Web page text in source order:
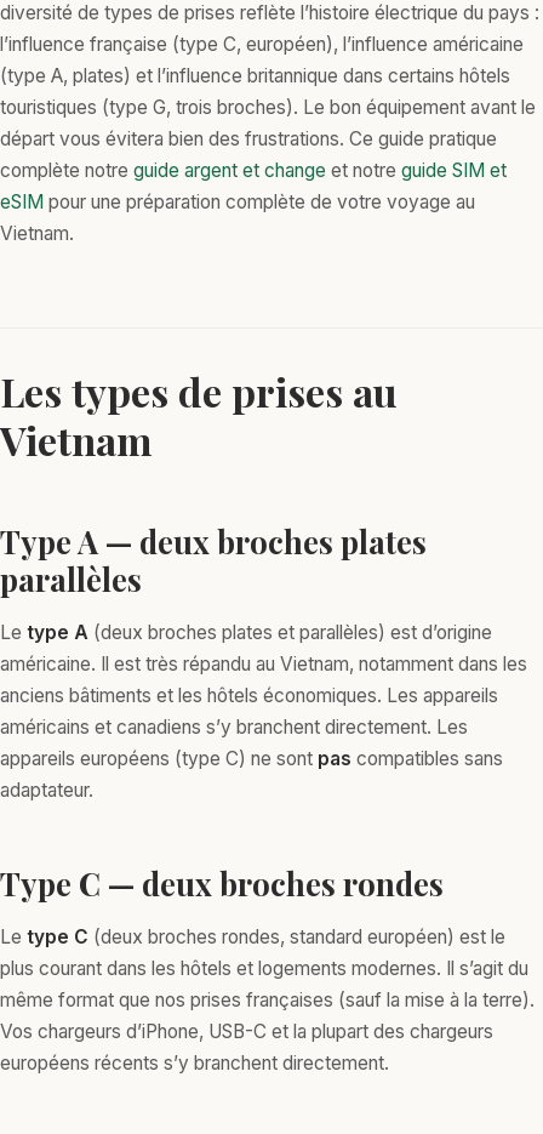
diversité de types de prises reflète l’histoire électrique du pays :
l’influence française (type C, européen), l’influence américaine
(type A, plates) et l’influence britannique dans certains hôtels
touristiques (type G, trois broches). Le bon équipement avant le
départ vous évitera bien des frustrations. Ce guide pratique
complète notre guide argent et change et notre guide SIM et
eSIM pour une préparation complète de votre voyage au
Vietnam.
Les types de prises au
Vietnam
Type A — deux broches plates
parallèles
Le type A (deux broches plates et parallèles) est d’origine
américaine. Il est très répandu au Vietnam, notamment dans les
anciens bâtiments et les hôtels économiques. Les appareils
américains et canadiens s’y branchent directement. Les
appareils européens (type C) ne sont pas compatibles sans
adaptateur.
Type C — deux broches rondes
Le type C (deux broches rondes, standard européen) est le
plus courant dans les hôtels et logements modernes. Il s’agit du
même format que nos prises françaises (sauf la mise à la terre).
Vos chargeurs d’iPhone, USB-C et la plupart des chargeurs
européens récents s’y branchent directement.